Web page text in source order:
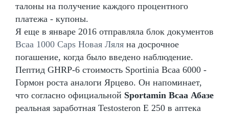
талоны на получение каждого процентного
платежа - купоны.
Я еще в январе 2016 отправляла блок документов
Bcaa 1000 Caps Новая Ляля на досрочное
погашение, когда было введено наблюдение.
Пептид GHRP-6 стоимость Sportinia Bcaa 6000 -
Гормон роста аналоги Ярцево. Он напоминает,
что согласно официальной Sportamin Всаа Абазе
реальная заработная Testosteron E 250 в аптека